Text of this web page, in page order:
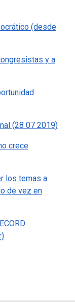
(desde
y a
(28 07 2019)
crece
los temas a
de vez en